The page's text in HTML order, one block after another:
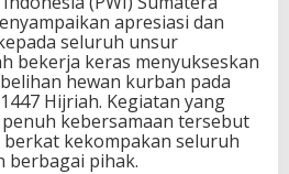
apresiasi dan
seluruh unsur
bekerja keras menyukseskan
hewan kurban pada
Hijriah. Kegiatan yang
kebersamaan tersebut
kekompakan seluruh
berbagai pihak.